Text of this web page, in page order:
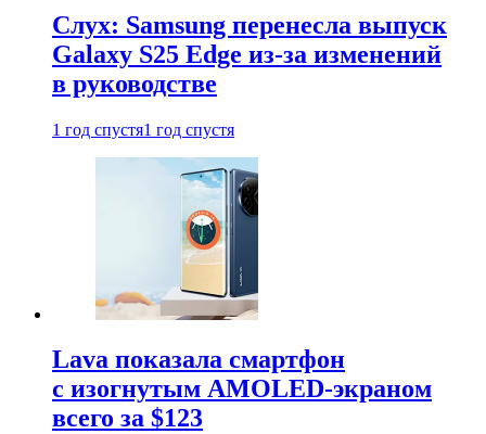
Слух: Samsung перенесла выпуск
Galaxy S25 Edge из-за изменений
в руководстве
1 год спустя1 год спустя
Lava показала смартфон
с изогнутым AMOLED-экраном
всего за $123